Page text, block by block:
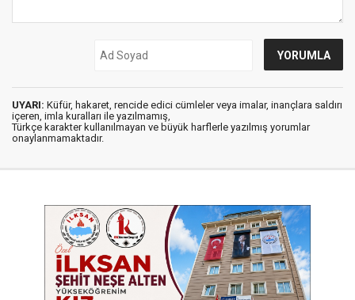
UYARI: Küfür, hakaret, rencide edici cümleler veya imalar, inançlara saldırı
içeren, imla kuralları ile yazılmamış,
Türkçe karakter kullanılmayan ve büyük harflerle yazılmış yorumlar
onaylanmamaktadır.